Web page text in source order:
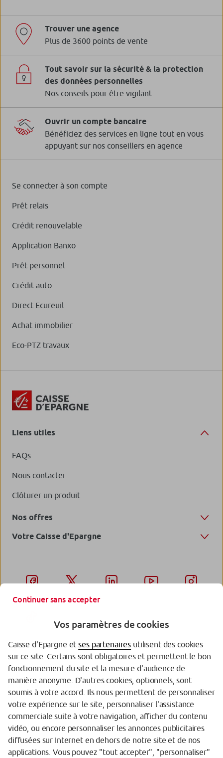
Trouver une agence
Plus de 3600 points de vente
Tout savoir sur la sécurité & la protection
des données personnelles
Nos conseils pour être vigilant
Ouvrir un compte bancaire
Bénéficiez des services en ligne tout en vous
appuyant sur nos conseillers en agence
Se connecter à son compte
Prêt relais
Crédit renouvelable
Application Banxo
Prêt personnel
Crédit auto
Direct Ecureuil
Achat immobilier
Eco-PTZ travaux
Liens utiles
FAQs
Nous contacter
Clôturer un produit
Nos offres
Votre Caisse d'Epargne
Garantie des Dépôts
Protection des données personnelles
Politique cookies
Sécurité
Tarifs
Continuer sans accepter
Vos paramètres de cookies
Caisse d'Epargne etses partenaires utilisent des cookies
sur ce site. Certains sont obligatoires et permettent le bon
fonctionnement du site et la mesure d'audience de
manière anonyme. D'autres cookies, optionnels, sont
soumis à votre accord. Ils nous permettent de personnaliser
votre expérience sur le site, personnaliser l'assistance
commerciale suite à votre navigation, afficher du contenu
vidéo, ou encore personnaliser les annonces publicitaires
diffusées sur Internet en dehors de notre site et de nos
applications. Vous pouvez "tout accepter", "personnaliser"